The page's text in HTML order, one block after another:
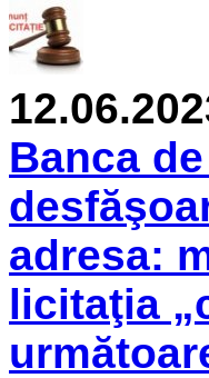
Banca
adresa:
licitaţia